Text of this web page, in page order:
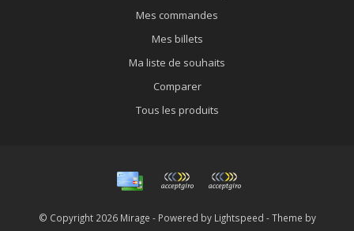
Mes commandes
Mes billets
Ma liste de souhaits
Comparer
Tous les produits
© Copyright 2026 Mirage - Powered by Lightspeed - Theme by